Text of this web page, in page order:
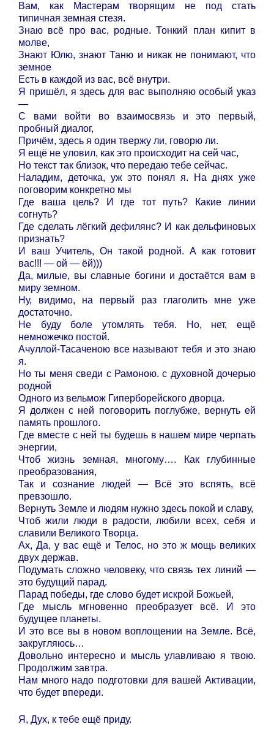
Вам, как Мастерам творящим не под стать
типичная земная стезя.
Знаю всё про вас, родные. Тонкий план кипит в
молве,
Знают Юлю, знают Таню и никак не понимают, что
земное
Есть в каждой из вас, всё внутри.
Я пришёл, я здесь для вас выполняю особый указ
—
С вами войти во взаимосвязь и это первый,
пробный диалог,
Причём, здесь я один твержу ли, говорю ли.
Я ещё не уловил, как это происходит на сей час,
Но текст так близок, что передаю тебе сейчас.
Наладим, деточка, уж это понял я. На днях уже
поговорим конкретно мы
Где ваша цель? И где тот путь? Какие линии
согнуть?
Где сделать лёгкий дефилянс? И как дельфиновых
признать?
И ваш Учитель, Он такой родной. А как готовит
вас!!! — ой — ёй)))
Да, милые, вы славные богини и достаётся вам в
миру земном.
Ну, видимо, на первый раз глаголить мне уже
достаточно.
Не буду боле утомлять тебя. Но, нет, ещё
немножечко постой.
Ачуллой-Тасаченою все называют тебя и это знаю
я.
Но ты меня сведи с Рамоною. с духовной дочерью
родной
Одного из вельмож Гиперборейского дворца.
Я должен с ней поговорить поглубже, вернуть ей
память прошлого.
Где вместе с ней ты будешь в нашем мире черпать
энергии,
Чтоб жизнь земная, многому…. Как глубинные
преобразования,
Так и сознание людей — Всё это вспять, всё
превзошло.
Вернуть Земле и людям нужно здесь покой и славу,
Чтоб жили люди в радости, любили всех, себя и
славили Великого Творца.
Ах, Да, у вас ещё и Телос, но это ж мощь великих
двух держав.
Подумать сложно человеку, что связь тех линий —
это будущий парад.
Парад победы, где слово будет искрой Божьей,
Где мысль мгновенно преобразует всё. И это
будущее планеты.
И это все вы в новом воплощении на Земле. Всё,
закругляюсь…
Довольно интересно и мысль улавливаю я твою.
Продолжим завтра.
Нам много надо подготовки для вашей Активации,
что будет впереди.
Я, Дух, к тебе ещё приду.